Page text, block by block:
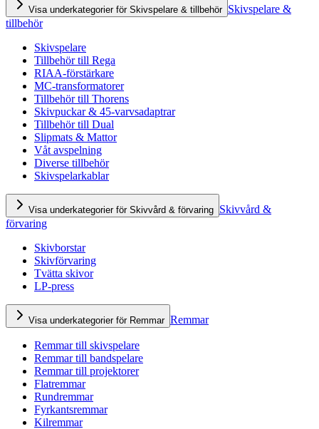
Visa underkategorier för Skivspelare & tillbehör Skivspelare &
tillbehör
Skivspelare
Tillbehör till Rega
RIAA-förstärkare
MC-transformatorer
Tillbehör till Thorens
Skivpuckar & 45-varvsadaptrar
Tillbehör till Dual
Slipmats & Mattor
Våt avspelning
Diverse tillbehör
Skivspelarkablar
Visa underkategorier för Skivvård & förvaring Skivvård &
förvaring
Skivborstar
Skivförvaring
Tvätta skivor
LP-press
Visa underkategorier för Remmar Remmar
Remmar till skivspelare
Remmar till bandspelare
Remmar till projektorer
Flatremmar
Rundremmar
Fyrkantsremmar
Kilremmar